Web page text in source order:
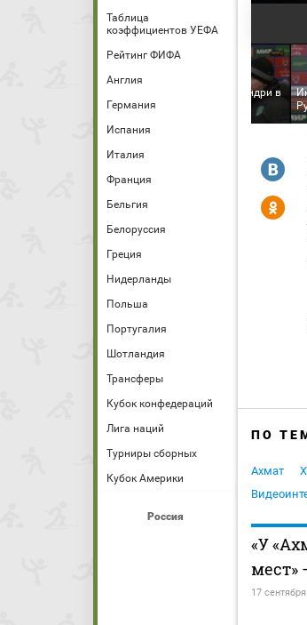
Таблица
коэффициентов УЕФА
Рейтинг ФИФА
Англия
Германия
Испания
Италия
Франция
Бельгия
Белоруссия
Греция
Нидерланды
Польша
Португалия
Шотландия
Трансферы
Кубок конфедераций
Лига наций
Турниры сборных
Кубок Америки
Россия
попал в перекладину
Интервью Надера Гандри в
перерыве матча
R
Y
ПО
Ахмат
«У
мест»
17